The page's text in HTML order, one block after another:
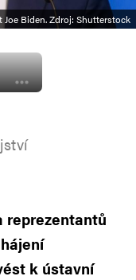
Joe Biden. Zdroj: Shutterstock
reprezentantů
k ústavní